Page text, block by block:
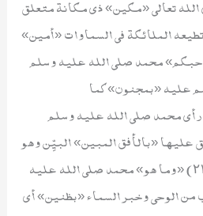
تعالى «مكين» ذي مكانة متعلق
ثَمَّ» تطيعه الملائكة في السماوات «أمين»
«وما صاحبكم» محمد صلى الله عليه وسلم
عليه «بمجنون» كما
رآه» رأى محمد صلى الله عليه وسلم
«بالأفق المبين» البيِّن وهو
الأعلى بناحية المشرق. (٢٣) «وما هو» محمد صلى الله عليه
الوحي وخبر السماء «بظنين» أي